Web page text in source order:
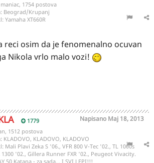
1754 postova
Beograd/Krupanj
Yamaha XT660R
reci osim da je fenomenalno ocuvan
Nikola vrlo malo vozi!
1779 Napisano Maj 18, 2013
1512 postova
KLADOVO, KLADOVO, KLADOVO
Mali Plavi Zeka S '06., VFR 800 V-Tec '02., TL 1000s
1300 '02., Gillera Runner FXR '02., Peugeot Vivacity.
50 Katana - za sada... I SVI LEPI!!!